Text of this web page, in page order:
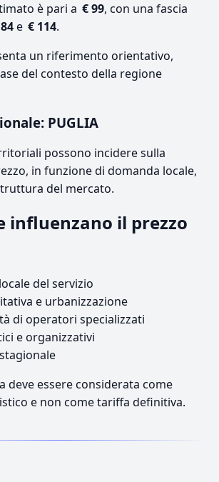
è pari a € 99, con una fascia
e € 114.
un riferimento orientativo,
del contesto della regione
PUGLIA
possono incidere sulla
in funzione di domanda locale,
del mercato.
influenzano il prezzo
del servizio
e urbanizzazione
di operatori specializzati
e organizzativi
deve essere considerata come
e non come tariffa definitiva.